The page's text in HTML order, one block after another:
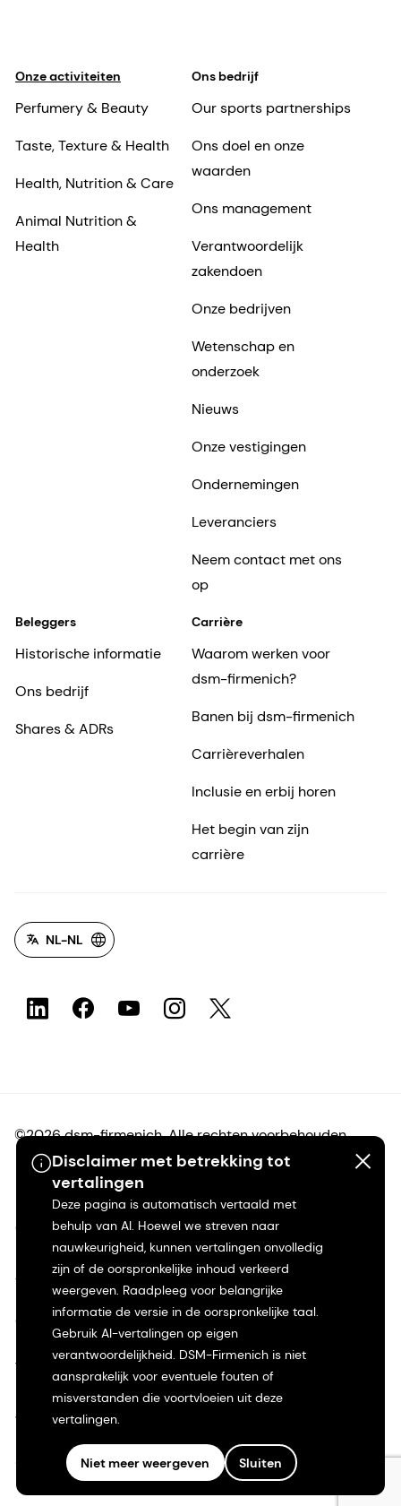
Disclaimer met betrekking tot
vertalingen
Deze pagina is automatisch vertaald met
behulp van AI. Hoewel we streven naar
nauwkeurigheid, kunnen vertalingen onvolledig
zijn of de oorspronkelijke inhoud verkeerd
weergeven. Raadpleeg voor belangrijke
informatie de versie in de oorspronkelijke taal.
Gebruik AI-vertalingen op eigen
verantwoordelijkheid. DSM-Firmenich is niet
aansprakelijk voor eventuele fouten of
misverstanden die voortvloeien uit deze
vertalingen.
Niet meer weergeven Sluiten
Onze activiteiten
Perfumery & Beauty
Taste, Texture & Health
Health, Nutrition & Care
Animal Nutrition &
Health
Ons bedrijf
Our sports partnerships
Ons doel en onze
waarden
Ons management
Verantwoordelijk
zakendoen
Onze bedrijven
Wetenschap en
onderzoek
Nieuws
Onze vestigingen
Ondernemingen
Leveranciers
Neem contact met ons
op
Beleggers
Historische informatie
Ons bedrijf
Shares & ADRs
Carrière
Waarom werken voor
dsm-firmenich?
Banen bij dsm-firmenich
Carrièreverhalen
Inclusie en erbij horen
Het begin van zijn
carrière
NL-NL
©2026 dsm-firmenich. Alle rechten voorbehouden.
Privacyverklaring
Gebruiksvoorwaarden
Algemene voorwaarden
Californië Transparantie
Toegankelijkheidsverklaring
Juridische informatie
Sitemap